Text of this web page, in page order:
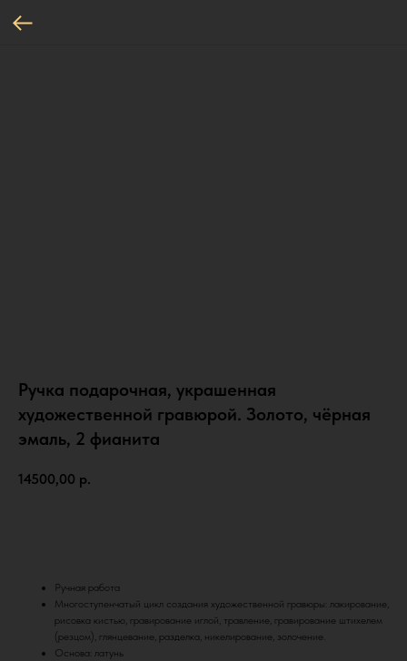
Ручка подарочная, украшенная
художественной гравюрой. Золото, чёрная
эмаль, 2 фианита
14500,00 р.
Ручная работа
Многоступенчатый цикл создания художественной гравюры: лакирование,
рисовка кистью, гравирование иглой, травление, гравирование штихелем
(резцом), глянцевание, разделка, никелирование, золочение.
Основа: латунь